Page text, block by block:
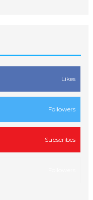
Likes
Followers
Subscribes